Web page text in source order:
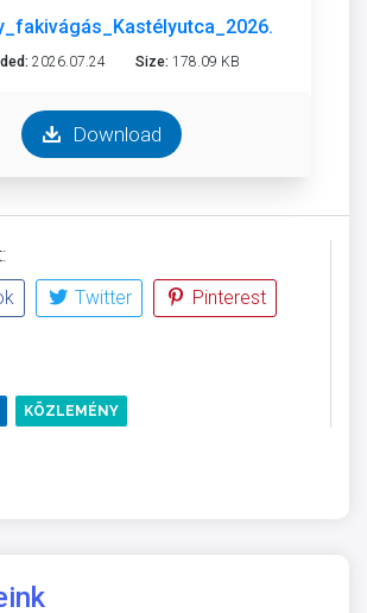
2026.07.24 Size: 178.09 KB
Download
Twitter
Pinterest
KÖZLEMÉNY